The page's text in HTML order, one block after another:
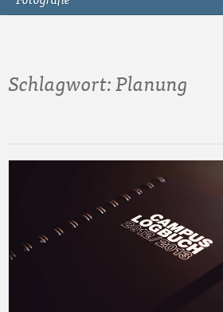
Schlagwort:Planung